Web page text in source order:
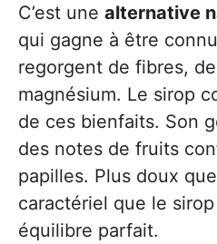
C’est une alternative
qui gagne à être
regorgent de fibres,
magnésium. Le sirop
de ces bienfaits. Son
des notes de fruits
papilles. Plus doux
caractériel que le
équilibre parfait.